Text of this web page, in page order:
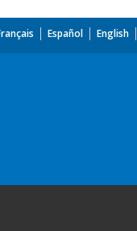
English
Español